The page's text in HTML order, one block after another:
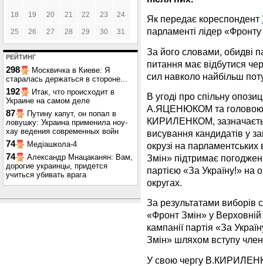
18 19 20 21 22 23 24
25 26 27 28 29 30 31
РЕЙТИНГ
298
Москвичка в Киеве: Я
старалась держаться в стороне...
192
Итак, что происходит в
Украине на самом деле
87
Путину капут, он попал в
ловушку: Украина применила ноу-
хау ведения современных войн
74 Медіашкола-4
74
Александр Мнацаканян: Вам,
дорогие украинцы, придется
учиться убивать врага
Як передає кореспондент
парламенті лідер
За його словами, обидві
питання має відбутися
сил навколо найбільш
В угоді про спільну
А.ЯЦЕНЮКОМ та головою
КИРИЛЕНКОМ,
висування кандидатів у
окрузі на
Змін» підтримає
партією «За Україну!» на
округах.
За результатами виборів
«Фронт Змін» у
кампанії партія «За
Змін» шляхом вступу
У свою чергу